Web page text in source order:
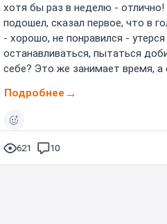
хотя бы раз в неделю -
подошел, сказал первое, что в
- хорошо, не понравился -
останавливаться, пытаться
себе? Это же занимает время, а
Подробнее
621 10